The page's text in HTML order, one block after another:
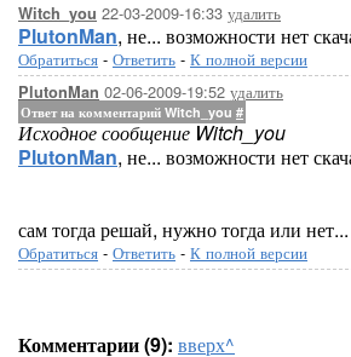
Witch_you 22-03-2009-16:33 удалить
PlutonMan, не... возможности нет
Обратиться - Ответить - К полной версии
PlutonMan 02-06-2009-19:52 удалить
Ответ на комментарий Witch_you #
Исходное сообщение Witch_you
PlutonMan, не... возможности нет
сам тогда решай, нужно тогда или нет...
Обратиться - Ответить - К полной версии
Комментарии (9): вверх^